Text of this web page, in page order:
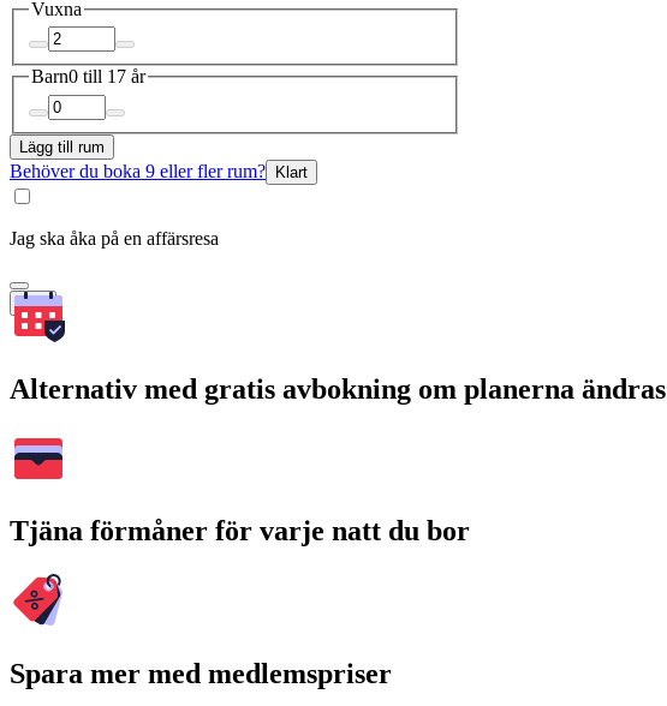
Vuxna
Barn0 till 17 år
Lägg till rum
Behöver du boka 9 eller fler rum? Klart
Jag ska åka på en affärsresa
Sök
Alternativ med gratis avbokning om planerna ändras
Tjäna förmåner för varje natt du bor
Spara mer med medlemspriser